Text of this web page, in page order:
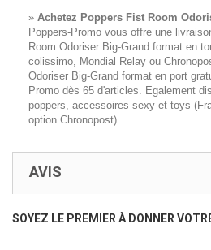
» Achetez Poppers Fist Room
Poppers-Promo vous offre une
Room Odoriser Big-Grand format en
colissimo, Mondial Relay ou
Odoriser Big-Grand format en port
Promo dès 65 d'articles. Egalement
poppers, accessoires sexy et toys
option Chronopost)
AVIS
SOYEZ LE PREMIER À DONNER